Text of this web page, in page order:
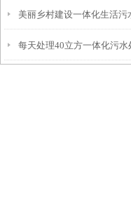
美丽乡村建设一体化生活污
备
每天处理40立方一体化污水